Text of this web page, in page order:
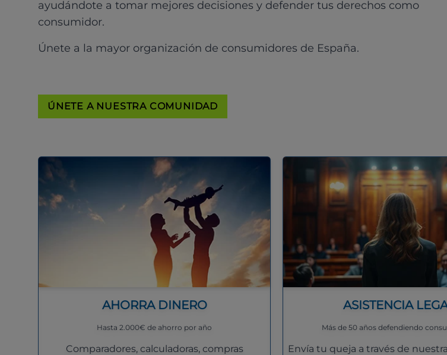
ayudándote a tomar mejores decisiones y defender tus derechos como
consumidor.
Únete a la mayor organización de consumidores de España.
ÚNETE A NUESTRA COMUNIDAD
AHORRA DINERO
Hasta 2.000€ de ahorro por año
Comparadores, calculadoras, compras
ASISTENCIA
Más de 50 años defendiendo
Envía tu queja a través de